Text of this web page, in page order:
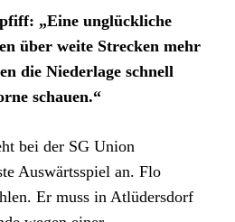
„Eine unglückliche
über weite Strecken mehr
die Niederlage schnell
schauen.“
bei der SG Union
Auswärtsspiel an. Flo
Er muss in Atlüdersdorf